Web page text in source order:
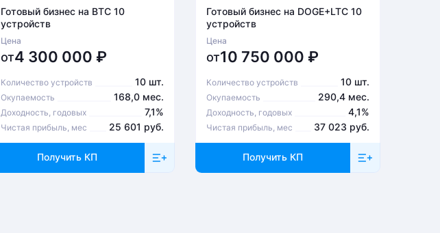
Готовый бизнес на BTC 10
устройств
Цена
от4 300 000 ₽
Количество устройств 10 шт.
Окупаемость 168,0 мес.
Доходность, годовых 7,1%
Чистая прибыль, мес 25 601 руб.
Получить КП
Готовый бизнес на DOGE+LTC 10
устройств
Цена
от10 750 000 ₽
Количество устройств 10 шт.
Окупаемость 290,4 мес.
Доходность, годовых 4,1%
Чистая прибыль, мес 37 023 руб.
Получить КП